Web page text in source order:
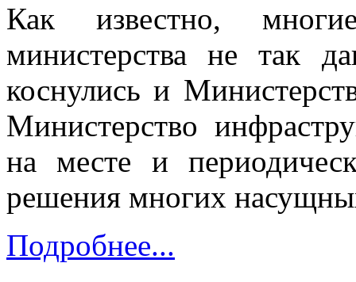
Как известно,
министерства не так
коснулись и
Министерство
на месте и
решения многих
Подробнее...